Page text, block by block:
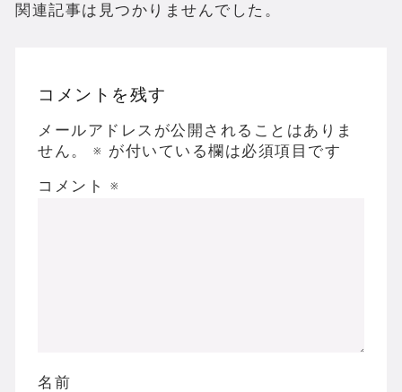
関連記事は見つかりませんでした。
コメントを残す
メールアドレスが公開されることはありま
せん。
※ が付いている欄は必須項目です
コメント ※
名前